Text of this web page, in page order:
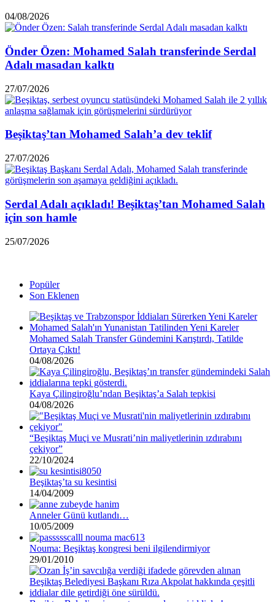
04/08/2026
Önder Özen: Mohamed Salah transferinde Serdal
Adalı masadan kalktı
27/07/2026
Beşiktaş’tan Mohamed Salah’a dev teklif
27/07/2026
Serdal Adalı açıkladı! Beşiktaş’tan Mohamed Salah
için son hamle
25/07/2026
Popüler
Son Eklenen
Mohamed Salah Transfer Gündemini Karıştırdı, Tatilde
Ortaya Çıktı!
04/08/2026
Kaya Çilingiroğlu’ndan Beşiktaş’a Salah tepkisi
04/08/2026
“Beşiktaş Muçi ve Musrati’nin maliyetlerinin ızdırabını
çekiyor”
22/10/2024
Beşiktaş’ta su kesintisi
14/04/2009
Anneler Günü kutlandı…
10/05/2009
Nouma: Beşiktaş kongresi beni ilgilendirmiyor
29/01/2010